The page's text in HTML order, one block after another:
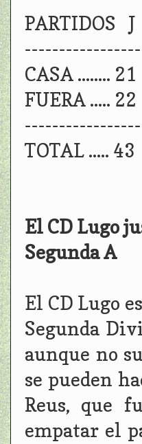
PARTIDOS
CASA ........
FUERA .....
TOTAL .....
El CD Lugo
Segunda A
El CD Lugo
Segunda
aunque no
se pueden
Reus, que
empatar el